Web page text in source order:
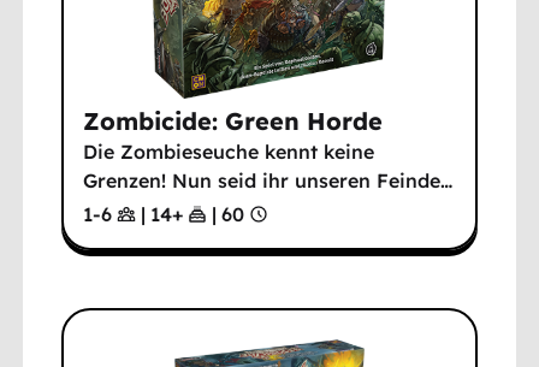
Zombicide: Green Horde
Die Zombieseuche kennt keine
Grenzen! Nun seid ihr unseren Feinde…
1-6
| 14+ | 60